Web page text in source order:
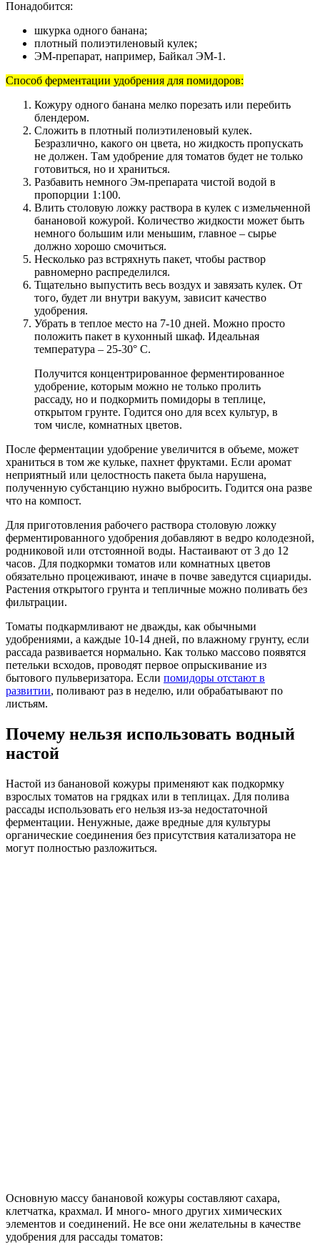
Понадобится:
шкурка одного банана;
плотный полиэтиленовый кулек;
ЭМ-препарат, например, Байкал ЭМ-1.
Способ ферментации удобрения для помидоров:
Кожуру одного банана мелко порезать или перебить
блендером.
Сложить в плотный полиэтиленовый кулек.
Безразлично, какого он цвета, но жидкость пропускать
не должен. Там удобрение для томатов будет не только
готовиться, но и храниться.
Разбавить немного Эм-препарата чистой водой в
пропорции 1:100.
Влить столовую ложку раствора в кулек с измельченной
банановой кожурой. Количество жидкости может быть
немного большим или меньшим, главное – сырье
должно хорошо смочиться.
Несколько раз встряхнуть пакет, чтобы раствор
равномерно распределился.
Тщательно выпустить весь воздух и завязать кулек. От
того, будет ли внутри вакуум, зависит качество
удобрения.
Убрать в теплое место на 7-10 дней. Можно просто
положить пакет в кухонный шкаф. Идеальная
температура – 25-30° С.
Получится концентрированное ферментированное
удобрение, которым можно не только пролить
рассаду, но и подкормить помидоры в теплице,
открытом грунте. Годится оно для всех культур, в
том числе, комнатных цветов.
После ферментации удобрение увеличится в объеме, может
храниться в том же кульке, пахнет фруктами. Если аромат
неприятный или целостность пакета была нарушена,
полученную субстанцию нужно выбросить. Годится она разве
что на компост.
Для приготовления рабочего раствора столовую ложку
ферментированного удобрения добавляют в ведро колодезной,
родниковой или отстоянной воды. Настаивают от 3 до 12
часов. Для подкормки томатов или комнатных цветов
обязательно процеживают, иначе в почве заведутся сциариды.
Растения открытого грунта и тепличные можно поливать без
фильтрации.
Томаты подкармливают не дважды, как обычными
удобрениями, а каждые 10-14 дней, по влажному грунту, если
рассада развивается нормально. Как только массово появятся
петельки всходов, проводят первое опрыскивание из
бытового пульверизатора. Если помидоры отстают в
развитии, поливают раз в неделю, или обрабатывают по
листьям.
Почему нельзя использовать водный
настой
Настой из банановой кожуры применяют как подкормку
взрослых томатов на грядках или в теплицах. Для полива
рассады использовать его нельзя из-за недостаточной
ферментации. Ненужные, даже вредные для культуры
органические соединения без присутствия катализатора не
могут полностью разложиться.
Основную массу банановой кожуры составляют сахара,
клетчатка, крахмал. И много- много других химических
элементов и соединений. Не все они желательны в качестве
удобрения для рассады томатов: